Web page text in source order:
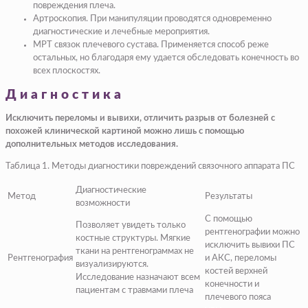
повреждения плеча.
Артроскопия. При манипуляции проводятся одновременно
диагностические и лечебные мероприятия.
МРТ связок плечевого сустава. Применяется способ реже
остальных, но благодаря ему удается обследовать конечность во
всех плоскостях.
Диагностика
Исключить переломы и вывихи, отличить разрыв от болезней с
похожей клинической картиной можно лишь с помощью
дополнительных методов исследования.
Таблица 1. Методы диагностики повреждений связочного аппарата ПС
Метод
Диагностические
возможности
Результаты
Рентгенография
Позволяет увидеть только
костные структуры. Мягкие
ткани на рентгенограммах не
визуализируются.
Исследование назначают всем
пациентам с травмами плеча
С помощью
рентгенографии можно
исключить вывихи ПС
и АКС, переломы
костей верхней
конечности и
плечевого пояса